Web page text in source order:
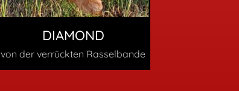
DIAMOND
von der verrückten Rasselbande